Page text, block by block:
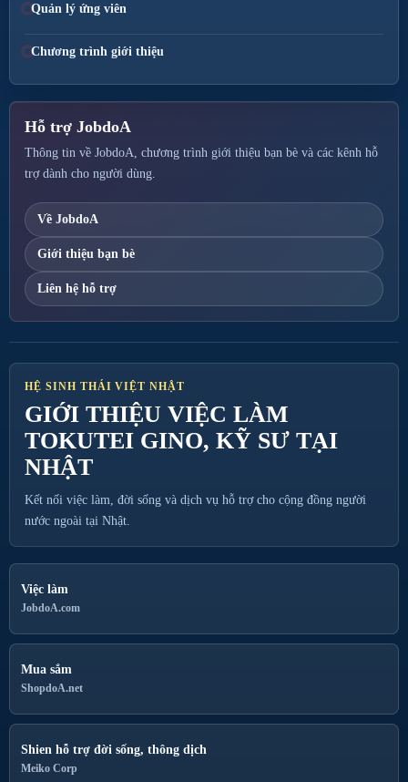
Quản lý ứng viên
Chương trình giới thiệu
Hỗ trợ JobdoA
Thông tin về JobdoA, chương trình giới thiệu bạn bè và các kênh hỗ
trợ dành cho người dùng.
Về JobdoA
Giới thiệu bạn bè
Liên hệ hỗ trợ
HỆ SINH THÁI VIỆT NHẬT
GIỚI THIỆU VIỆC LÀM
TOKUTEI GINO, KỸ SƯ TẠI
NHẬT
Kết nối việc làm, đời sống và dịch vụ hỗ trợ cho cộng đồng người
nước ngoài tại Nhật.
Việc làm
JobdoA.com
Mua sắm
ShopdoA.net
Shien hỗ trợ đời sống, thông dịch
Meiko Corp